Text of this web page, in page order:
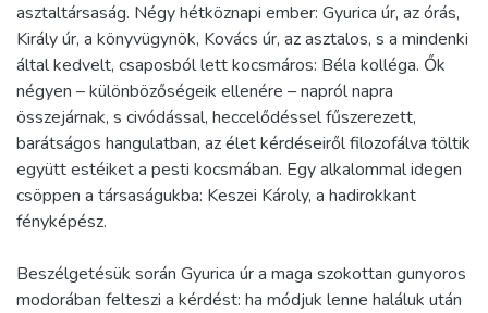
asztaltársaság. Négy hétköznapi ember: Gyurica úr, az órás,
Király úr, a könyvügynök, Kovács úr, az asztalos, s a mindenki
által kedvelt, csaposból lett kocsmáros: Béla kolléga. Ők
négyen – különbözőségeik ellenére – napról napra
összejárnak, s civódással, heccelődéssel fűszerezett,
barátságos hangulatban, az élet kérdéseiről filozofálva töltik
együtt estéiket a pesti kocsmában. Egy alkalommal idegen
csöppen a társaságukba: Keszei Károly, a hadirokkant
fényképész.
Beszélgetésük során Gyurica úr a maga szokottan gunyoros
modorában felteszi a kérdést: ha módjuk lenne haláluk után